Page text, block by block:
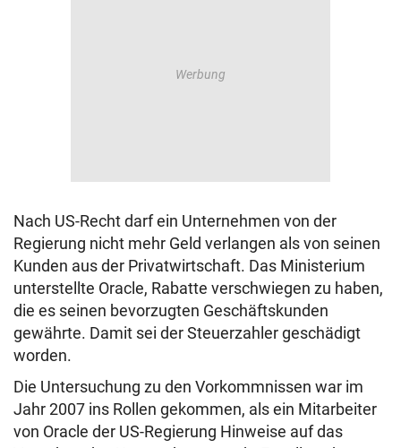
Nach US-Recht darf ein Unternehmen von der
Regierung nicht mehr Geld verlangen als von seinen
Kunden aus der Privatwirtschaft. Das Ministerium
unterstellte Oracle, Rabatte verschwiegen zu haben,
die es seinen bevorzugten Geschäftskunden
gewährte. Damit sei der Steuerzahler geschädigt
worden.
Die Untersuchung zu den Vorkommnissen war im
Jahr 2007 ins Rollen gekommen, als ein Mitarbeiter
von Oracle der US-Regierung Hinweise auf das